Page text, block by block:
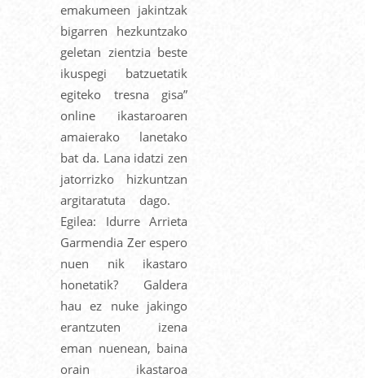
emakumeen jakintzak
bigarren hezkuntzako
geletan zientzia beste
ikuspegi batzuetatik
egiteko tresna gisa”
online ikastaroaren
amaierako lanetako
bat da. Lana idatzi zen
jatorrizko hizkuntzan
argitaratuta dago.
Egilea: Idurre Arrieta
Garmendia Zer espero
nuen nik ikastaro
honetatik? Galdera
hau ez nuke jakingo
erantzuten izena
eman nuenean, baina
orain ikastaroa